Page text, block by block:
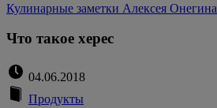
Кулинарные заметки Алексея Онегина
Что такое херес
04.06.2018
Продукты